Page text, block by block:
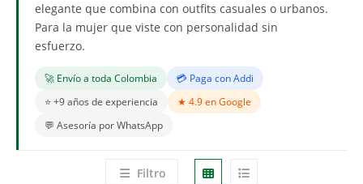
elegante que combina con outfits casuales o urbanos.
Para la mujer que viste con personalidad sin
esfuerzo.
🚀 Envío a toda Colombia
💳 Paga con Addi
⭐ +9 años de experiencia
★ 4.9 en Google
💬 Asesoría por WhatsApp
Filtro